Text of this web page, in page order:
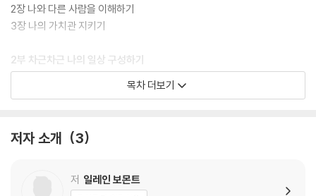
2장 나와 다른 사람을 이해하기
3장 나의 가치관 지키기
2부 차근차근 나의 일상 구성하기
4장 긍정적인 에너지를 얻는 주의력 키우기
목차 더보기
저자 소개 3
저 일레인 보몬트